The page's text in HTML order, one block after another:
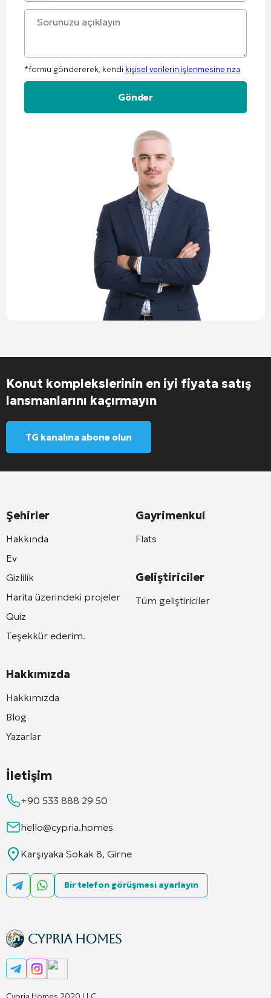
*formu göndererek, kendi kişisel verilerin işlenmesine rıza
Konut komplekslerinin en iyi fiyata satış
lansmanlarını kaçırmayın
TG kanalına abone olun
Şehirler
Hakkında
Ev
Gizlilik
Harita üzerindeki projeler
Quiz
Teşekkür ederim.
Hakkımızda
Hakkımızda
Blog
Yazarlar
Gayrimenkul
Flats
Geliştiriciler
Tüm geliştiriciler
İletişim
+90 533 888 29 50
hello@cypria.homes
Karşıyaka Sokak 8, Girne
Bir telefon görüşmesi ayarlayın